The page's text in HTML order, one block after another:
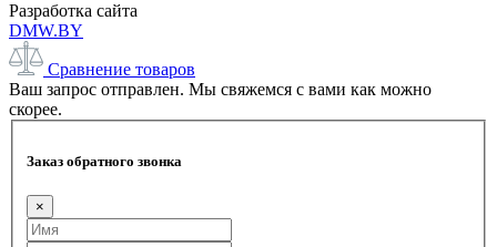
Разработка сайта
DMW.BY
Сравнение товаров
Ваш запрос отправлен. Мы свяжемся с вами как можно
скорее.
Заказ обратного звонка
×